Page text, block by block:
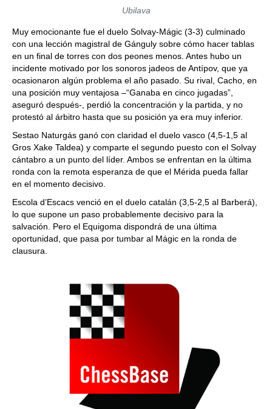
Ubilava
Muy emocionante fue el duelo Solvay-Mágic (3-3) culminado
con una lección magistral de Gánguly sobre cómo hacer tablas
en un final de torres con dos peones menos. Antes hubo un
incidente motivado por los sonoros jadeos de Antípov, que ya
ocasionaron algún problema el año pasado. Su rival, Cacho, en
una posición muy ventajosa –“Ganaba en cinco jugadas”,
aseguró después-, perdió la concentración y la partida, y no
protestó al árbitro hasta que su posición ya era muy inferior.
Sestao Naturgás ganó con claridad el duelo vasco (4,5-1,5 al
Gros Xake Taldea) y comparte el segundo puesto con el Solvay
cántabro a un punto del líder. Ambos se enfrentan en la última
ronda con la remota esperanza de que el Mérida pueda fallar
en el momento decisivo.
Escola d’Escacs venció en el duelo catalán (3,5-2,5 al Barberá),
lo que supone un paso probablemente decisivo para la
salvación. Pero el Equigoma dispondrá de una última
oportunidad, que pasa por tumbar al Mágic en la ronda de
clausura.